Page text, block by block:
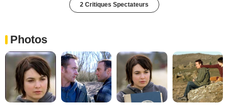
2 Critiques Spectateurs
Photos